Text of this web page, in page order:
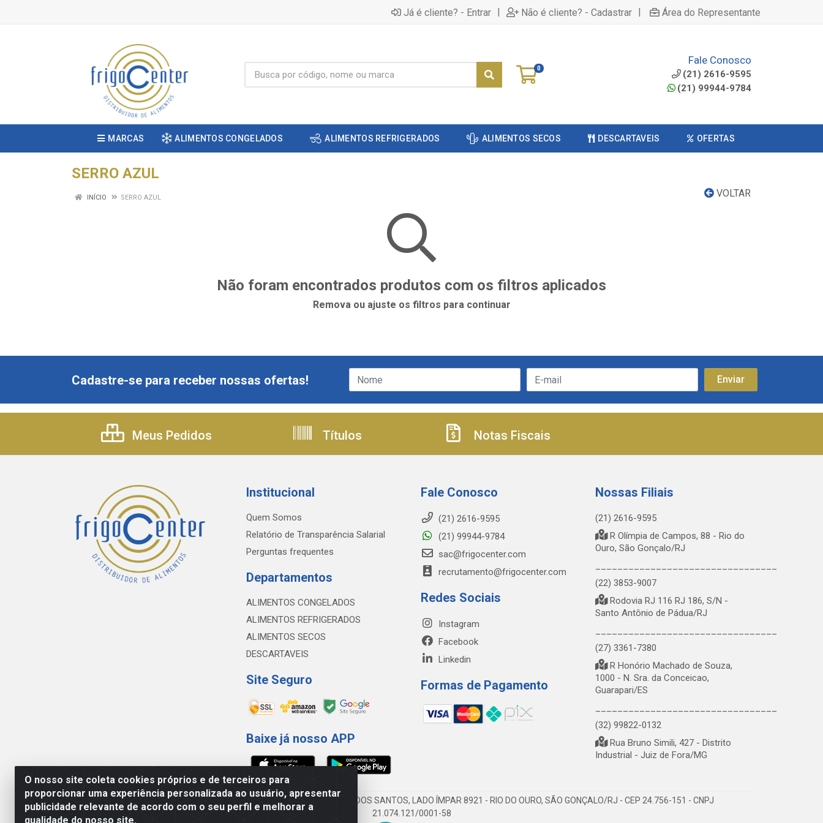
Já é cliente? - Entrar | Não é cliente? - Cadastrar | Área do Representante
0
Fale Conosco
(21) 2616-9595
(21) 99944-9784
MARCAS ALIMENTOS CONGELADOS ALIMENTOS REFRIGERADOS ALIMENTOS SECOS DESCARTAVEIS OFERTAS
SERRO AZUL
VOLTAR
INÍCIO SERRO AZUL
Não foram encontrados produtos com os filtros aplicados
Remova ou ajuste os filtros para continuar
O nosso site coleta cookies próprios e de terceiros para
proporcionar uma experiência personalizada ao usuário, apresentar
publicidade relevante de acordo com o seu perfil e melhorar a
qualidade do nosso site.
Cadastre-se para receber nossas ofertas!
Meus Pedidos Títulos Notas Fiscais
Institucional
Quem Somos
Relatório de Transparência Salarial
Perguntas frequentes
Departamentos
ALIMENTOS CONGELADOS
ALIMENTOS REFRIGERADOS
ALIMENTOS SECOS
DESCARTAVEIS
Site Seguro
Baixe já nosso APP
Fale Conosco
(21) 2616-9595
(21) 99944-9784
sac@frigocenter.com
recrutamento@frigocenter.com
Redes Sociais
Instagram
Facebook
Linkedin
Formas de Pagamento
Nossas Filiais
(21) 2616-9595
R Olímpia de Campos, 88 - Rio do
Ouro, São Gonçalo/RJ
(22) 3853-9007
Rodovia RJ 116 RJ 186, S/N -
Santo Antônio de Pádua/RJ
(27) 3361-7380
R Honório Machado de Souza,
1000 - N. Sra. da Conceicao,
Guarapari/ES
(32) 99822-0132
Rua Bruno Simili, 427 - Distrito
Industrial - Juiz de Fora/MG
NOBREDO COMÉRCIO E LOGÍSTICA LTDA - AV DA ABDIAS JOSÉ DOS SANTOS, LADO ÍMPAR 8921 - RIO DO OURO, SÃO GONÇALO/RJ - CEP 24.756-151 - CNPJ
21.074.121/0001-58